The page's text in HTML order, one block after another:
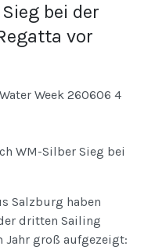
bei der
vor
WM-Silber Sieg bei
Salzburg haben
dritten Sailing
Jahr groß aufgezeigt: